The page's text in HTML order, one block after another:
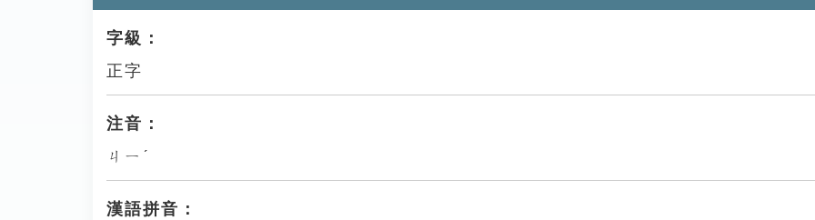
字級：
正字
注音：
ㄐㄧˊ
漢語拼音：